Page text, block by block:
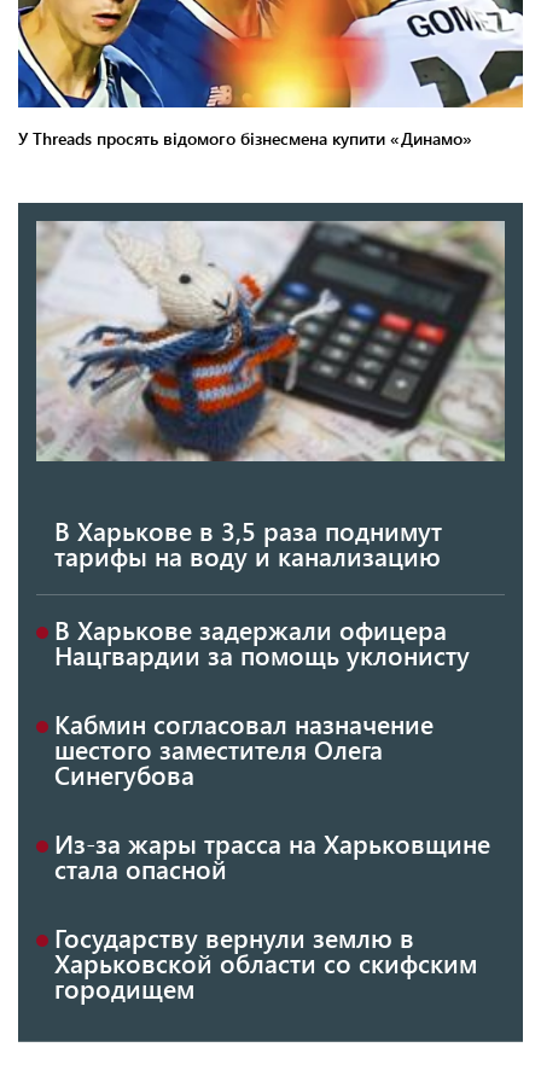
В Харькове в 3,5 раза поднимут
тарифы на воду и канализацию
В Харькове задержали офицера
Нацгвардии за помощь уклонисту
Кабмин согласовал назначение
шестого заместителя Олега
Синегубова
Из-за жары трасса на Харьковщине
стала опасной
Государству вернули землю в
Харьковской области со скифским
городищем